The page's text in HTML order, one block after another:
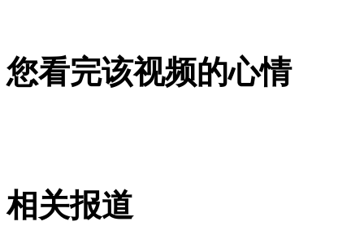
朝鲜决定新设原子能工业省
山西运城恶犬咬伤多人 警民合力深夜将其击毙
您看完该视频的心情
相关报道